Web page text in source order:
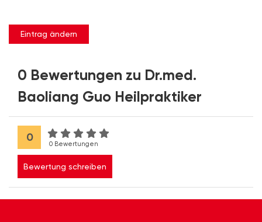
Eintrag ändern
0 Bewertungen zu Dr.med.
Baoliang Guo Heilpraktiker
0
0 Bewertungen
Bewertung schreiben